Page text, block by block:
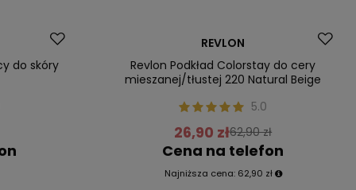
do skóry
REVLON
Revlon Podkład Colorstay do cery
mieszanej/tłustej 220 Natural Beige
5.0
26,90 zł62,90 zł
Cena na telefon
Najniższa cena: 62,90 zł